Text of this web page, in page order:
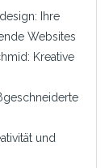
Ihre
Websites
Kreative
und